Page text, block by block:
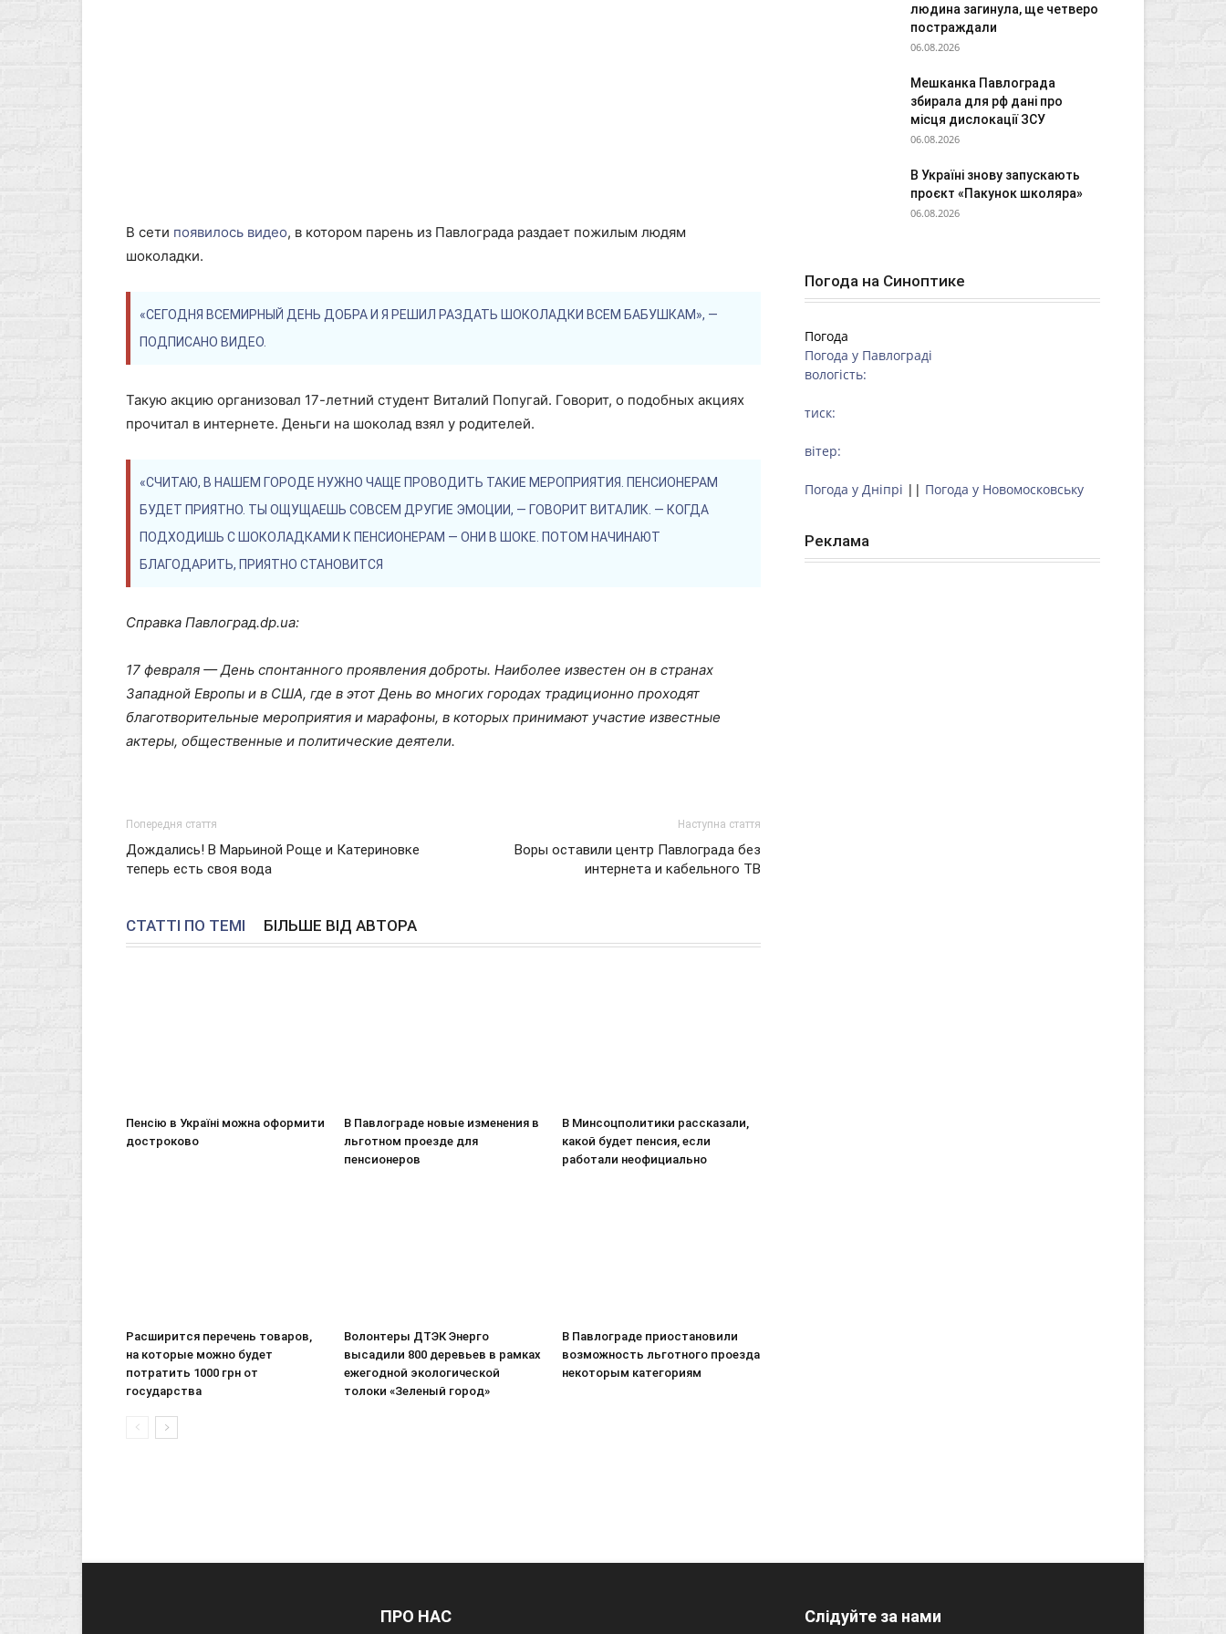
В сети появилось видео, в котором парень из Павлограда раздает пожилым людям
шоколадки.
«СЕГОДНЯ ВСЕМИРНЫЙ ДЕНЬ ДОБРА И Я РЕШИЛ РАЗДАТЬ ШОКОЛАДКИ ВСЕМ БАБУШКАМ», —
ПОДПИСАНО ВИДЕО.
Такую акцию организовал 17-летний студент Виталий Попугай. Говорит, о подобных акциях
прочитал в интернете. Деньги на шоколад взял у родителей.
«СЧИТАЮ, В НАШЕМ ГОРОДЕ НУЖНО ЧАЩЕ ПРОВОДИТЬ ТАКИЕ МЕРОПРИЯТИЯ. ПЕНСИОНЕРАМ
БУДЕТ ПРИЯТНО. ТЫ ОЩУЩАЕШЬ СОВСЕМ ДРУГИЕ ЭМОЦИИ, — ГОВОРИТ ВИТАЛИК. — КОГДА
ПОДХОДИШЬ С ШОКОЛАДКАМИ К ПЕНСИОНЕРАМ — ОНИ В ШОКЕ. ПОТОМ НАЧИНАЮТ
БЛАГОДАРИТЬ, ПРИЯТНО СТАНОВИТСЯ
Справка Павлоград.dp.ua:
17 февраля — День спонтанного проявления доброты. Наиболее известен он в странах
Западной Европы и в США, где в этот День во многих городах традиционно проходят
благотворительные мероприятия и марафоны, в которых принимают участие известные
актеры, общественные и политические деятели.
Попередня стаття
Дождались! В Марьиной Роще и Катериновке
теперь есть своя вода
Наступна стаття
Воры оставили центр Павлограда без
интернета и кабельного ТВ
СТАТТІ ПО ТЕМІ БІЛЬШЕ ВІД АВТОРА
Пенсію в Україні можна оформити
достроково
В Павлограде новые изменения в
льготном проезде для
пенсионеров
В Минсоцполитики рассказали,
какой будет пенсия, если
работали неофициально
Расширится перечень товаров,
на которые можно будет
потратить 1000 грн от
государства
Волонтеры ДТЭК Энерго
высадили 800 деревьев в рамках
ежегодной экологической
толоки «Зеленый город»
В Павлограде приостановили
возможность льготного проезда
некоторым категориям
людина загинула, ще четверо
постраждали
06.08.2026
Мешканка Павлограда
збирала для рф дані про
місця дислокації ЗСУ
06.08.2026
В Україні знову запускають
проєкт «Пакунок школяра»
06.08.2026
Погода на Синоптике
Погода
Погода у Павлограді
вологість:
тиск:
вітер:
Погода у Дніпрі || Погода у Новомосковську
Реклама
ПРО НАС Слідуйте за нами